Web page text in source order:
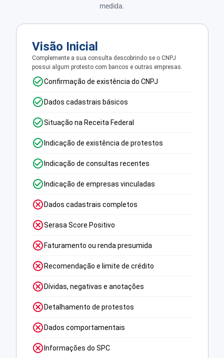
medida.
Visão Inicial
Complemente a sua consulta descobrindo se o CNPJ
possui algum protesto com bancos e outras empresas.
Confirmação de existência do CNPJ
Dados cadastrais básicos
Situação na Receita Federal
Indicação de existência de protestos
Indicação de consultas recentes
Indicação de empresas vinculadas
Dados cadastrais completos
Serasa Score Positivo
Faturamento ou renda presumida
Recomendação e limite de crédito
Dívidas, negativas e anotações
Detalhamento de protestos
Dados comportamentais
Informações do SPC